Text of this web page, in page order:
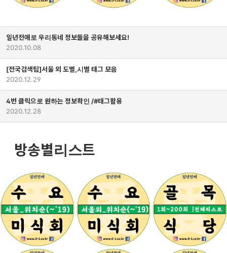
일년전애로 우리동네 정보들을 공유해보세요!
2020.10.08
[전국검색팁]서울 외 도별,시별 태그 모음
2020.12.29
4번 클릭으로 원하는 정보확인 /#태그활용
2020.12.28
방송별리스트